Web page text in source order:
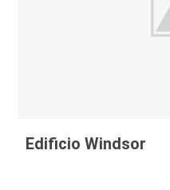
Edificio Windsor